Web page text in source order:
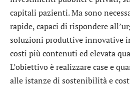
capitali pazienti. Ma sono
rapide, capaci di rispondere
soluzioni produttive innovative
costi più contenuti ed elevata
L’obiettivo è realizzare case e
alle istanze di sostenibilità e